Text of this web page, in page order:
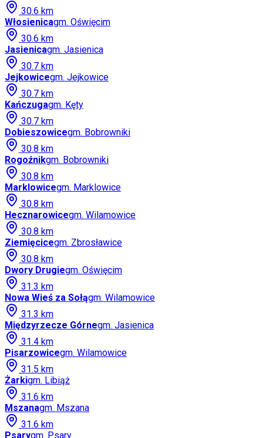
30.6 km
Włosienicagm. Oświęcim
30.6 km
Jasienicagm. Jasienica
30.7 km
Jejkowicegm. Jejkowice
30.7 km
Kańczugagm. Kęty
30.7 km
Dobieszowicegm. Bobrowniki
30.8 km
Rogoźnikgm. Bobrowniki
30.8 km
Marklowicegm. Marklowice
30.8 km
Hecznarowicegm. Wilamowice
30.8 km
Ziemięcicegm. Zbrosławice
30.8 km
Dwory Drugiegm. Oświęcim
31.3 km
Nowa Wieś za Sołągm. Wilamowice
31.3 km
Międzyrzecze Górnegm. Jasienica
31.4 km
Pisarzowicegm. Wilamowice
31.5 km
Żarkigm. Libiąż
31.6 km
Mszanagm. Mszana
31.6 km
Psarygm. Psary